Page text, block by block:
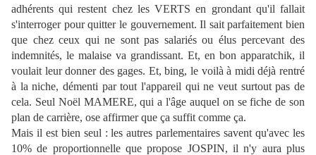
adhérents qui restent chez les VERTS en grondant qu'il fallait
s'interroger pour quitter le gouvernement. Il sait parfaitement bien
que chez ceux qui ne sont pas salariés ou élus percevant des
indemnités, le malaise va grandissant. Et, en bon apparatchik, il
voulait leur donner des gages. Et, bing, le voilà à midi déjà rentré
à la niche, démenti par tout l'appareil qui ne veut surtout pas de
cela. Seul Noël MAMERE, qui a l'âge auquel on se fiche de son
plan de carrière, ose affirmer que ça suffit comme ça.
Mais il est bien seul : les autres parlementaires savent qu'avec les
10% de proportionnelle que propose JOSPIN, il n'y aura plus